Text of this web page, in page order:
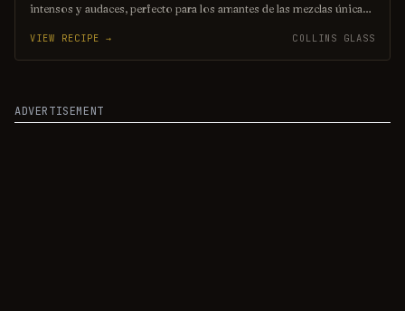
intensos y audaces, perfecto para los amantes de las mezclas únicas.
que ingredientes como el licor de cereza y el vodka añaden un toque
de sofisticación y un giro inesperado. Ideal para impresionar en una
VIEW RECIPE → COLLINS GLASS
ADVERTISEMENT